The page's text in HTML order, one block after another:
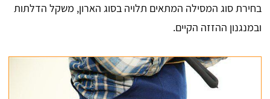
בחירת סוג המסילה המתאים תלויה בסוג הארון, משקל הדלתות
ובמנגנון ההזזה הקיים.